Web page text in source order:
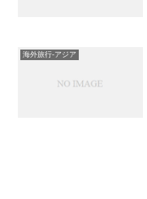
海外旅行-アジア